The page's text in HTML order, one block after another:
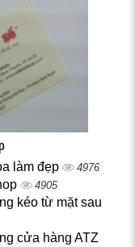
làm đẹp 4976
4905
kéo từ mặt sau
cửa hàng ATZ